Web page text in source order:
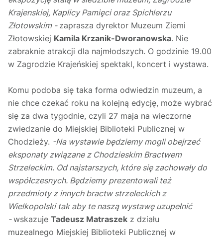
Krajenskiej, Kaplicy Pamięci oraz Spichlerzu
Złotowskim - zaprasza dyrektor Muzeum Ziemi
Złotowskiej Kamila Krzanik-Dworanowska. Nie
zabraknie atrakcji dla najmłodszych. O godzinie 19.00
w Zagrodzie Krajeńskiej spektakl, koncert i wystawa.
Komu podoba się taka forma odwiedzin muzeum, a
nie chce czekać roku na kolejną edycję, może wybrać
się za dwa tygodnie, czyli 27 maja na wieczorne
zwiedzanie do Miejskiej Biblioteki Publicznej w
Chodzieży. -Na wystawie będziemy mogli obejrzeć
eksponaty związane z Chodzieskim Bractwem
Strzeleckim. Od najstarszych, które się zachowały do
współczesnych. Będziemy prezentowali też
przedmioty z innych bractw strzeleckich z
Wielkopolski tak aby te naszą wystawę uzupełnić
-wskazuje Tadeusz Matraszek z działu
muzealnego Miejskiej Biblioteki Publicznej w